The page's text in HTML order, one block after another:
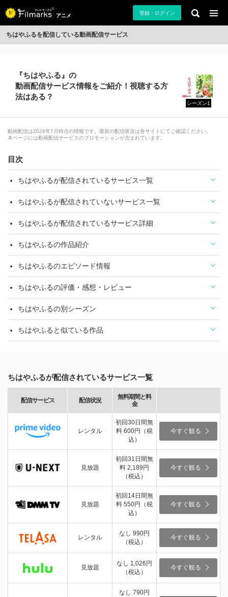
アニメ 登録・ログイン
ちはやふるを配信している動画配信サービス
『ちはやふる』の
動画配信サービス情報をご紹介！視聴する方
法はある？
シーズン1
動画配信は2026年7月時点の情報です。最新の配信状況は各サイトにてご確認ください。
本ページには動画配信サービスのプロモーションが含まれています。
目次
ちはやふるが配信されているサービス一覧
ちはやふるが配信されていないサービス一覧
ちはやふるが配信されているサービス詳細
ちはやふるの作品紹介
ちはやふるのエピソード情報
ちはやふるの評価・感想・レビュー
ちはやふるの別シーズン
ちはやふると似ている作品
ちはやふるが配信されているサービス一覧
配信サービス 配信状況
無料期間と料
金
レンタル
初回30日間無
料 600円（税
込）
今すぐ観る
見放題
初回31日間無
料 2,189円
（税込）
今すぐ観る
見放題
初回14日間無
料 550円（税
込）
今すぐ観る
レンタル
なし 990円
（税込）
今すぐ観る
見放題
なし 1,026円
（税込）
今すぐ観る
なし 790円